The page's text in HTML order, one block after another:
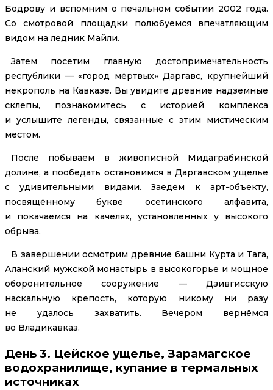
Бодрову и вспомним о печальном событии 2002 года.
Со смотровой площадки полюбуемся впечатляющим
видом на ледник Майли.
Затем посетим главную достопримечательность
республики — «город мёртвых» Даргавс, крупнейший
некрополь на Кавказе. Вы увидите древние надземные
склепы, познакомитесь с историей комплекса
и услышите легенды, связанные с этим мистическим
местом.
После побываем в живописной Мидаграбинской
долине, а пообедать остановимся в Даргавском ущелье
с удивительными видами. Заедем к арт-объекту,
посвящённому букве осетинского алфавита,
и покачаемся на качелях, установленных у высокого
обрыва.
В завершении осмотрим древние башни Курта и Тага,
Аланский мужской монастырь в высокогорье и мощное
оборонительное сооружение — Дзивгисскую
наскальную крепость, которую никому ни разу
не удалось захватить. Вечером вернёмся
во Владикавказ.
День 3. Цейское ущелье, Зарамагское
водохранилище, купание в термальных
источниках